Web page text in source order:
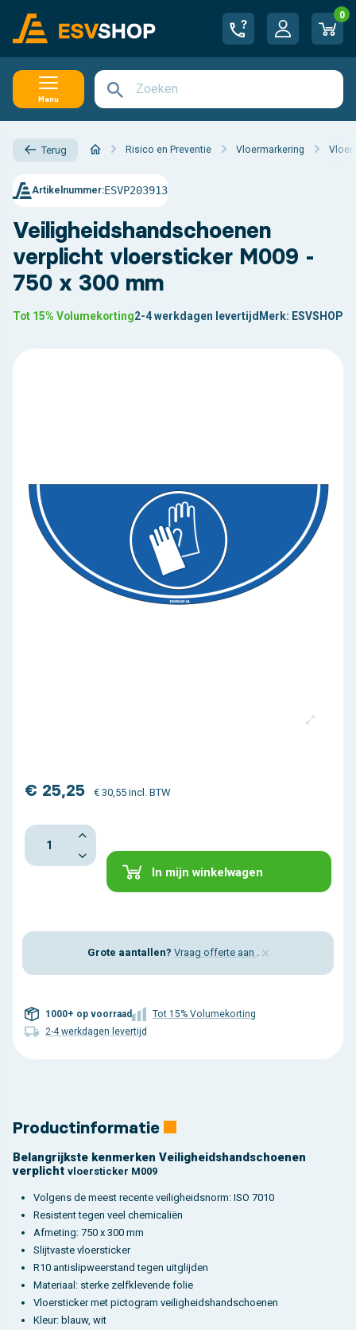
0
Menu
Terug Risico en Preventie Vloermarkering
Veiligheidshandschoenen
verplicht vloersticker M009 -
750 x 300 mm
Artikelnummer:ESVP203913
Tot 15% Volumekorting2-4 werkdagen levertijd Merk: ESVSHOP
€ 25,25 € 30,55 incl. BTW
In mijn winkelwagen
Grote aantallen? Vraag offerte aan ×
1000+ op voorraad
Tot 15% Volumekorting
2-4 werkdagen levertijd
Productinformatie
Belangrijkste kenmerken Veiligheidshandschoenen
verplicht vloersticker M009
Volgens de meest recente veiligheidsnorm: ISO 7010
Resistent tegen veel chemicaliën
Afmeting: 750 x 300 mm
Slijtvaste vloersticker
R10 antislipweerstand tegen uitglijden
Materiaal: sterke zelfklevende folie
Vloersticker met pictogram veiligheidshandschoenen
Kleur: blauw, wit